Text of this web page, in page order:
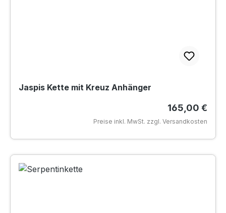
Jaspis Kette mit Kreuz Anhänger
Regulärer
165,00 €
Preise inkl. MwSt. zzgl. Versandkosten